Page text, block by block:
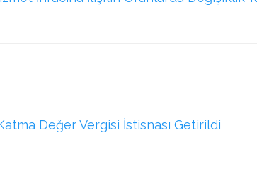
Değer Vergisi İstisnası Getirildi